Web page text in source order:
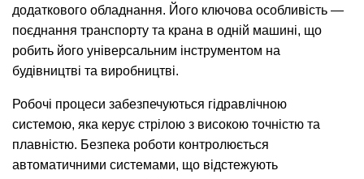
додаткового обладнання. Його ключова особливість —
поєднання транспорту та крана в одній машині, що
робить його універсальним інструментом на
будівництві та виробництві.
Робочі процеси забезпечуються гідравлічною
системою, яка керує стрілою з високою точністю та
плавністю. Безпека роботи контролюється
автоматичними системами, що відстежують